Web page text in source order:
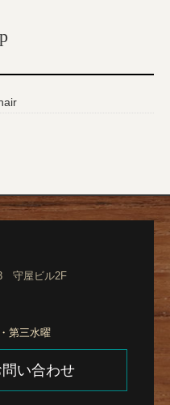
守屋ビル2F
第三水曜
い合わせ